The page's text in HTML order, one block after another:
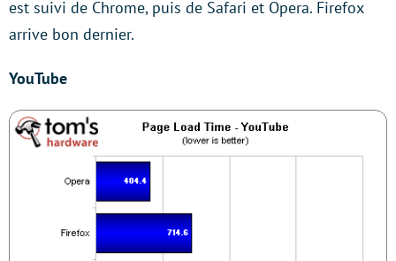
est suivi de Chrome, puis de Safari et Opera. Firefox
arrive bon dernier.
YouTube